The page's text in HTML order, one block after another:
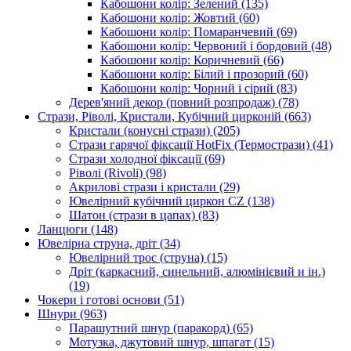
Кабошони колір: Зелений (135)
Кабошони колір: Жовтий (60)
Кабошони колір: Помаранчевий (69)
Кабошони колір: Червоний і бордовий (48)
Кабошони колір: Коричневий (66)
Кабошони колір: Білий і прозорий (60)
Кабошони колір: Чорний і сірий (83)
Дерев'яний декор (повний розпродаж) (78)
Стрази, Ріволі, Кристали, Кубічний цирконій (663)
Кристали (конусні стрази) (205)
Стрази гарячої фіксації HotFix (Термострази) (41)
Стрази холодної фіксації(69)
Ріволі (Rivoli) (98)
Акрилові стрази і кристали (29)
Ювелірний кубічний циркон CZ (138)
Шатон (стрази в цапах) (83)
Ланцюги (148)
Ювелірна струна, дріт (34)
Ювелірний трос (струна) (15)
Дріт (каркасний, синельний, алюмінієвий и ін.)
(19)
Чокери і готові основи (51)
Шнури (963)
Парашутний шнур (паракорд) (65)
Мотузка, джутовий шнур, шпагат (15)